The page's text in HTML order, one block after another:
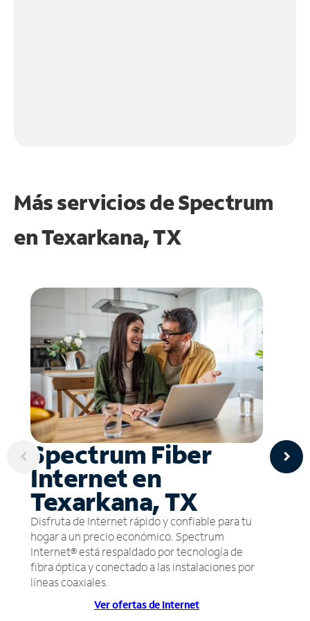
Más servicios de Spectrum
enTexarkana, TX
Spectrum Fiber
Internet en
Texarkana, TX
Disfruta de Internet rápido y confiable para tu
hogar a un precio económico. Spectrum
Internet® está respaldado por tecnología de
fibra óptica y conectado a las instalaciones por
líneas coaxiales.
Ver ofertas de Internet